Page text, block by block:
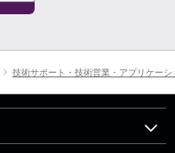
技術サポート・技術営業・アプリケー